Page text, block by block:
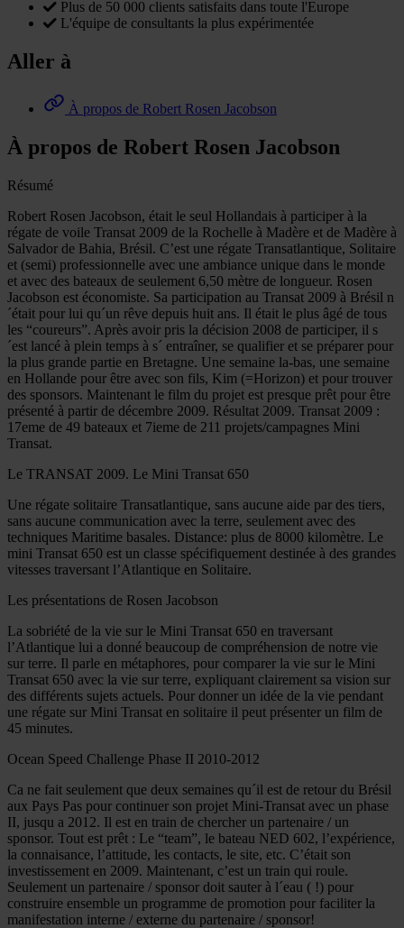
Plus de 50 000 clients satisfaits dans toute l'Europe
L'équipe de consultants la plus expérimentée
Aller à
À propos de Robert Rosen Jacobson
À propos de Robert Rosen Jacobson
Résumé
Robert Rosen Jacobson, était le seul Hollandais à participer à la
régate de voile Transat 2009 de la Rochelle à Madère et de Madère à
Salvador de Bahia, Brésil. C’est une régate Transatlantique, Solitaire
et (semi) professionnelle avec une ambiance unique dans le monde
et avec des bateaux de seulement 6,50 mètre de longueur. Rosen
Jacobson est économiste. Sa participation au Transat 2009 à Brésil n
´était pour lui qu´un rêve depuis huit ans. Il était le plus âgé de tous
les “coureurs”. Après avoir pris la décision 2008 de participer, il s
´est lancé à plein temps à s´ entraîner, se qualifier et se préparer pour
la plus grande partie en Bretagne. Une semaine la-bas, une semaine
en Hollande pour être avec son fils, Kim (=Horizon) et pour trouver
des sponsors. Maintenant le film du projet est presque prêt pour être
présenté à partir de décembre 2009. Résultat 2009. Transat 2009 :
17eme de 49 bateaux et 7ieme de 211 projets/campagnes Mini
Transat.
Le TRANSAT 2009. Le Mini Transat 650
Une régate solitaire Transatlantique, sans aucune aide par des tiers,
sans aucune communication avec la terre, seulement avec des
techniques Maritime basales. Distance: plus de 8000 kilomètre. Le
mini Transat 650 est un classe spécifiquement destinée à des grandes
vitesses traversant l’Atlantique en Solitaire.
Les présentations de Rosen Jacobson
La sobriété de la vie sur le Mini Transat 650 en traversant
l’Atlantique lui a donné beaucoup de compréhension de notre vie
sur terre. Il parle en métaphores, pour comparer la vie sur le Mini
Transat 650 avec la vie sur terre, expliquant clairement sa vision sur
des différents sujets actuels. Pour donner un idée de la vie pendant
une régate sur Mini Transat en solitaire il peut présenter un film de
45 minutes.
Ocean Speed Challenge Phase II 2010-2012
Ca ne fait seulement que deux semaines qu´il est de retour du Brésil
aux Pays Pas pour continuer son projet Mini-Transat avec un phase
II, jusqu a 2012. Il est en train de chercher un partenaire / un
sponsor. Tout est prêt : Le “team”, le bateau NED 602, l’expérience,
la connaisance, l’attitude, les contacts, le site, etc. C’était son
investissement en 2009. Maintenant, c’est un train qui roule.
Seulement un partenaire / sponsor doit sauter à l´eau ( !) pour
construire ensemble un programme de promotion pour faciliter la
manifestation interne / externe du partenaire / sponsor!